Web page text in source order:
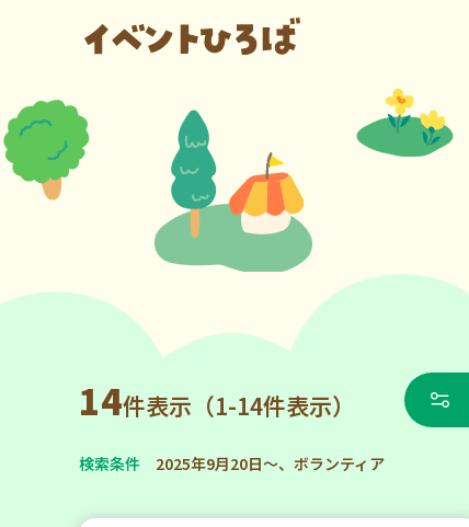
14件表示（1-14件表示）
検索条件 2025年9月20日～、ボランティア